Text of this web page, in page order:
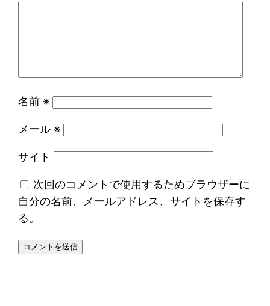
名前 ※
メール ※
サイト
次回のコメントで使用するためブラウザーに
自分の名前、メールアドレス、サイトを保存す
る。